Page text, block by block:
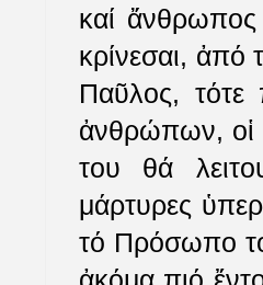
καί
κρίνεσαι,
Παῦλος,
ἀνθρώπων, οἱ
του θά
μάρτυρες
τό Πρόσωπο